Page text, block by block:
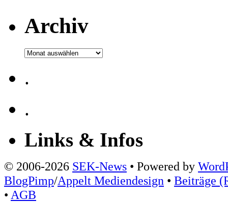
Archiv
Archiv
.
.
Links & Infos
© 2006-2026 SEK-News • Powered by
BlogPimp/Appelt Mediendesign • Beiträge
• AGB